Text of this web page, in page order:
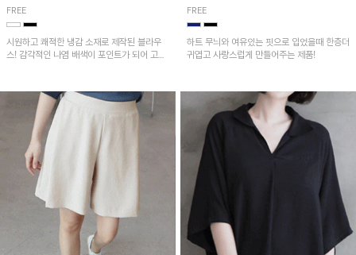
FREE
시원하고 쾌적한 냉감 소재로 제작된 블라우
스! 감각적인 나염 배색이 포인트가 되어 고급
착용 가능합니다~
FREE
하트 무늬와 여유있는 핏으로 입었을때 한층더
귀엽고 사랑스럽게 만들어주는 제품!